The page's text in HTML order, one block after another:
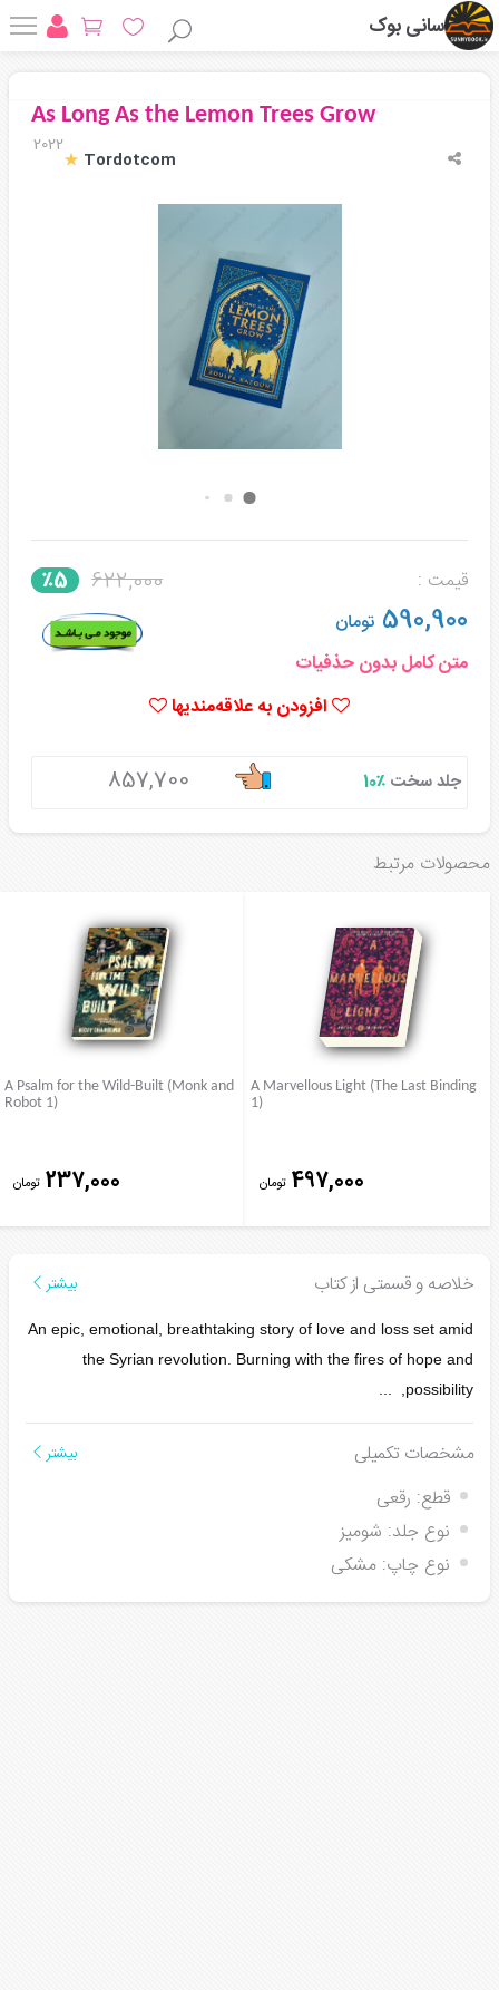
سانی بوک
As Long As the Lemon Trees Grow
2022
Tordotcom
قیمت : 622,000 ٪5
590,900 تومان
متن کامل بدون حذفیات
افزودن به علاقه‌مندیها
جلد سخت ٪10 857,700
محصولات مرتبط
A Marvellous Light (The Last Binding
1)
497,000 تومان
A Psalm for the Wild-Built (Monk and
Robot 1)
237,000 تومان
خلاصه و قسمتی از کتاب بیشتر
An epic, emotional, breathtaking story of love and loss set amid
the Syrian revolution. Burning with the fires of hope and
possibility,
...
مشخصات تکمیلی بیشتر
قطع: رقعی
نوع جلد: شومیز
نوع چاپ: مشکی